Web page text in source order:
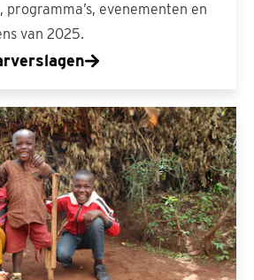
evenementen en
van 2025.